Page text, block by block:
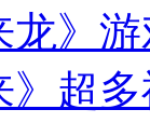
龙》
》超